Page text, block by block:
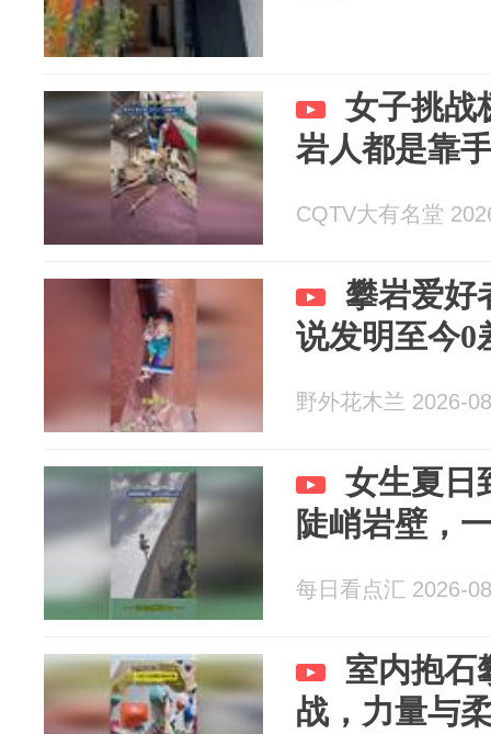
女子挑战
岩人都是靠
CQTV大有名堂
攀岩爱好
说发明至今0
野外花木兰 2026-
女生夏日
陡峭岩壁，
每日看点汇 2026-
室内抱石
战，力量与